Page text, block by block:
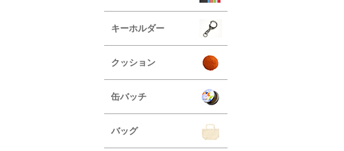
キーホルダー
クッション
缶バッチ
バッグ